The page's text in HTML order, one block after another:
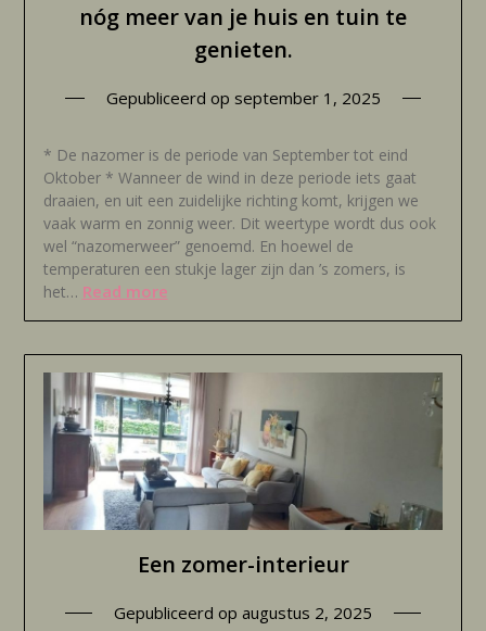
nóg meer van je huis en tuin te
genieten.
Gepubliceerd op september 1, 2025
* De nazomer is de periode van September tot eind
Oktober * Wanneer de wind in deze periode iets gaat
draaien, en uit een zuidelijke richting komt, krijgen we
vaak warm en zonnig weer. Dit weertype wordt dus ook
wel “nazomerweer” genoemd. En hoewel de
temperaturen een stukje lager zijn dan ’s zomers, is
het… Read more
Een zomer-interieur
Gepubliceerd op augustus 2, 2025